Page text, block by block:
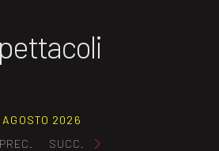
PREC.
AGOSTO 2026
SUCC.